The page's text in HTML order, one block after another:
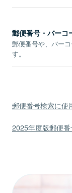
郵便番号・バーコ
郵便番号や、バー
す。
郵便番号検索に使
2025年度版郵便